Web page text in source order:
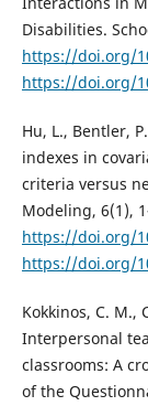
Disabilities.
https://doi.org/
https://doi.org/
Hu, L., Bentler,
indexes in
criteria versus
Modeling, 6(1),
https://doi.org/
https://doi.org/
Kokkinos, C. M.,
Interpersonal
classrooms: A
of the